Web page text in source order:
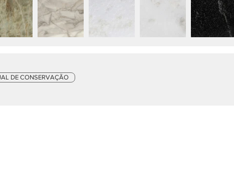
DE CONSERVAÇÃO